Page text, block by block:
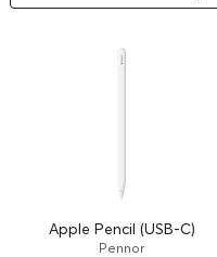
Apple Pencil (USB-C)
Pennor